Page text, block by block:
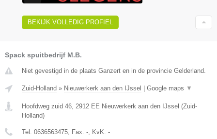
BEKIJK VOLLEDIG PROFIEL
Spack spuitbedrijf M.B.
Niet gevestigd in de plaats Ganzert en in de provincie Gelderland.
Zuid-Holland » Nieuwerkerk aan den IJssel Google maps ▼
Hoofdweg zuid 46 2912 EE Nieuwerkerk aan den IJssel (Zuid-
Holland)
Tel: 0636563475 , Fax: - , KvK: -